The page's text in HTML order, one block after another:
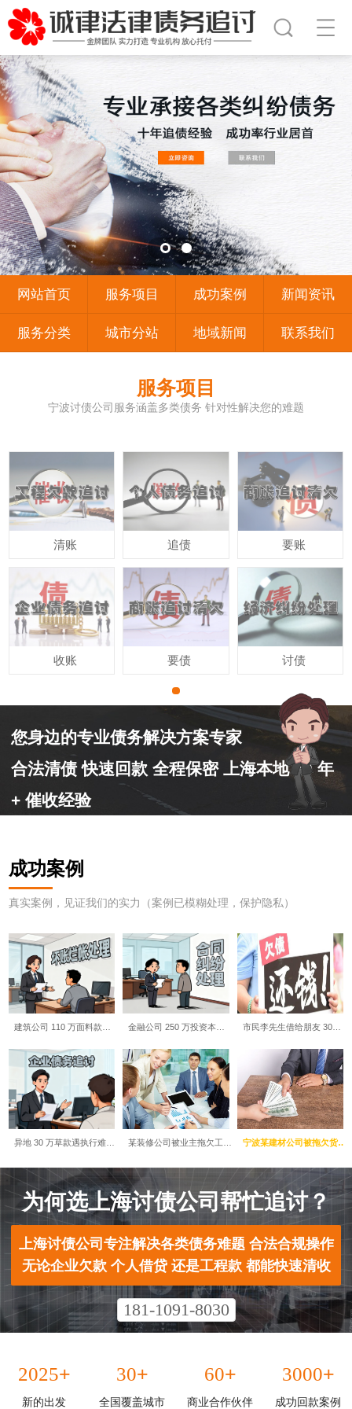
网站首页 服务项目 成功案例 新闻资讯
服务分类 城市分站 地域新闻 联系我们
服务项目
宁波讨债公司服务涵盖多类债务 针对性解决您的难题
清账
收账
追债
要债
要账
讨债
您身边的专业债务解决方案专家
合法清债 快速回款 全程保密 上海本地 10 年
+ 催收经验
成功案例
真实案例，见证我们的实力（案例已模糊处理，保护隐私）
建筑公司 110 万面料款…
异地 30 万草款遇执行难…
金融公司 250 万投资本…
某装修公司被业主拖欠工…
市民李先生借给朋友 30…
宁波某建材公司被拖欠货…
为何选上海讨债公司帮忙追讨？​
上海讨债公司专注解决各类债务难题 合法合规操作
无论企业欠款 个人借贷 还是工程款 都能快速清收
181-1091-8030
2025+
新的出发
30+
全国覆盖城市
60+
商业合作伙伴
3000+
成功回款案例